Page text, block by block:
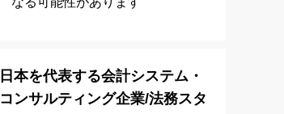
日本を代表する会計システム・
コンサルティング企業/法務スタ